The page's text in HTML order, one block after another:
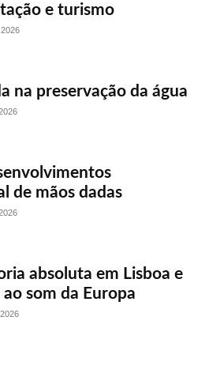
e turismo
na preservação da água
de mãos dadas
absoluta em Lisboa e
som da Europa